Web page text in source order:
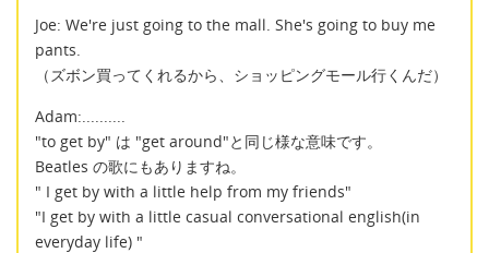
Joe: We're just going to the mall. She's going to buy me
pants.
（ズボン買ってくれるから、ショッピングモール行くんだ）
Adam:..........
"to get by" は "get around"と同じ様な意味です。
Beatles の歌にもありますね。
" I get by with a little help from my friends"
"I get by with a little casual conversational english(in
everyday life) "